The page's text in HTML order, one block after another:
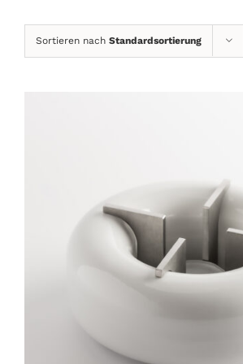
Sortieren nach Standardsortierung
IN DEN WARENKORB